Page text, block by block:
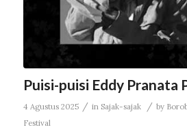
Puisi-puisi Eddy Pranata
4 Agustus 2025 / in Sajak-sajak / by
Festival